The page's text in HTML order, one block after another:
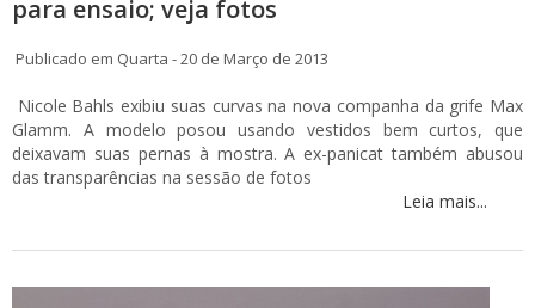
para ensaio; veja fotos
Publicado em Quarta - 20 de Março de 2013
Nicole Bahls exibiu suas curvas na nova companha da grife Max
Glamm. A modelo posou usando vestidos bem curtos, que
deixavam suas pernas à mostra. A ex-panicat também abusou
das transparências na sessão de fotos
Leia mais...